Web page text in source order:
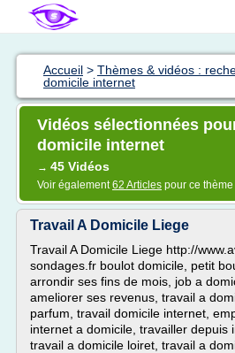
Accueil > Thèmes & vidéos :
domicile internet
Vidéos sélectionnées
domicile internet
→ 45 Vidéos
Voir également62 Articles pour ce thème
Travail A Domicile Liege
Travail A Domicile Liege http://
sondages.fr boulot domicile, petit
arrondir ses fins de mois, job a
ameliorer ses revenus, travail a
parfum, travail domicile internet,
internet a domicile, travailler depuis
travail a domicile loiret, travail a